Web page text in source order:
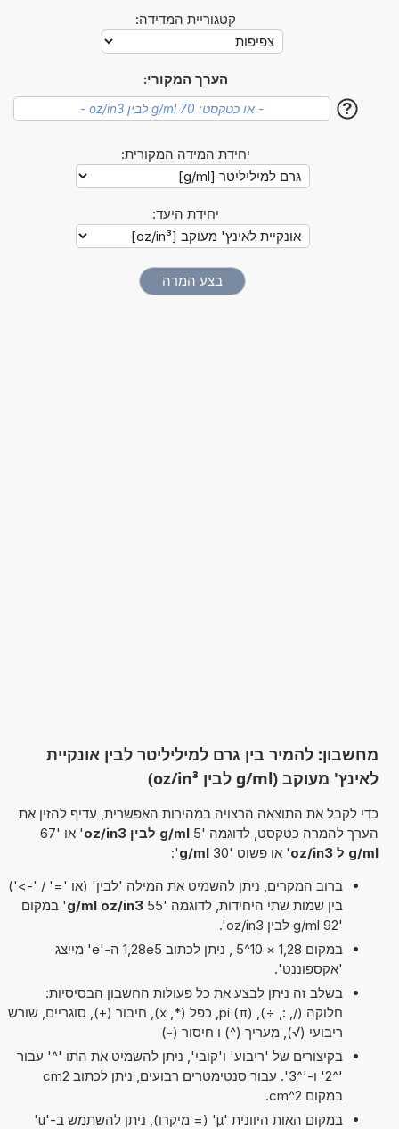
קטגוריית המדידה:
הערך המקורי:
?
יחידת המידה המקורית:
יחידת היעד:
מחשבון: להמיר בין גרם למיליליטר לבין אונקיית
לאינץ' מעוקב (g/ml לבין oz/in³)
כדי לקבל את התוצאה הרצויה במהירות האפשרית, עדיף להזין את
הערך להמרה כטקסט, לדוגמה '5
g/ml לבין oz/in3
' או '67
g/ml ל oz/in3
' או פשוט '30 g/ml
':
ברוב המקרים, ניתן להשמיט את המילה 'לבין' (או '=' / '->')
בין שמות שתי היחידות, לדוגמה '55
g/ml oz/in3' במקום
'92 g/ml לבין oz/in3'.
במקום 1,28 × 10^5 , ניתן לכתוב 1,28e5 ה-'e' מייצג
'אקספוננט'.
בשלב זה ניתן לבצע את כל פעולות החשבון הבסיסיות:
חלוקה (/, :, ÷), pi (π), כפל (*, x), חיבור (+), סוגריים, שורש
ריבועי (√), מעריך (^) ו חיסור (-)
בקיצורים של 'ריבוע' ו'קובי', ניתן להשמיט את התו '^' עבור
'^2' ו-'^3'. עבור סנטימטרים רבועים, ניתן לכתוב cm2
במקום cm^2.
במקום האות היוונית 'µ' (= מיקרו), ניתן להשתמש ב-'u'